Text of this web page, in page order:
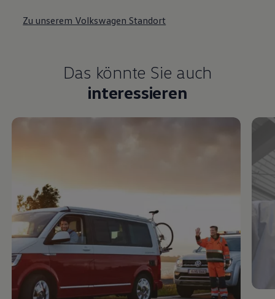
Zu unserem Volkswagen Standort
Das könnte Sie auch
interessieren